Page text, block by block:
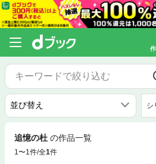
シ
追憶の杜 の作品一覧
1〜1件/全1件